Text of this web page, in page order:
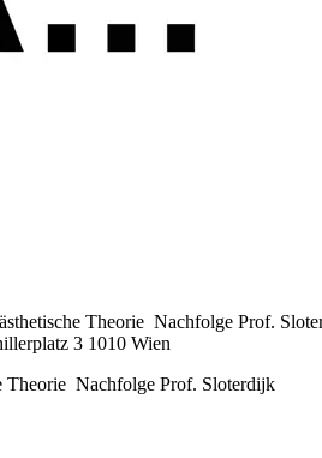
Theorie ­ Nachfolge Prof.
3 1010 Wien
Theorie ­ Nachfolge Prof. Sloterdijk